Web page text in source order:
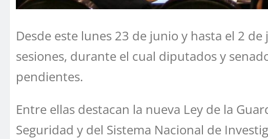
Desde este lunes 23 de junio y hasta el 2
sesiones, durante el cual diputados y
pendientes.
Entre ellas destacan la nueva Ley de la
Seguridad y del Sistema Nacional de